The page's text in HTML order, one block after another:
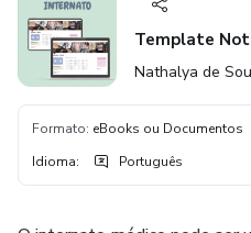
Template
Nathalya de
Formato: eBooks ou Documentos
Idioma: Português